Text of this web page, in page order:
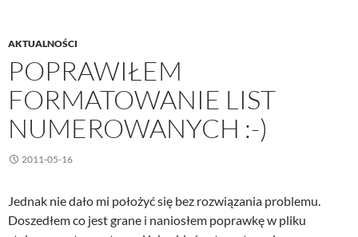
AKTUALNOŚCI
POPRAWIŁEM
FORMATOWANIE LIST
NUMEROWANYCH :-)
2011-05-16
Jednak nie dało mi położyć się bez rozwiązania problemu.
Doszedłem co jest grane i naniosłem poprawkę w pliku